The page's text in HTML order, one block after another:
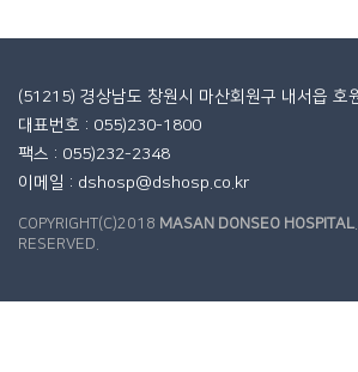
(51215) 경상남도 창원시 마산회원구 내서읍 호
대표번호 : 055)230-1800
팩스 : 055)232-2348
이메일 : dshosp@dshosp.co.kr
COPYRIGHT(C)2018 MASAN DONSEO HOSPITAL
RESERVED.